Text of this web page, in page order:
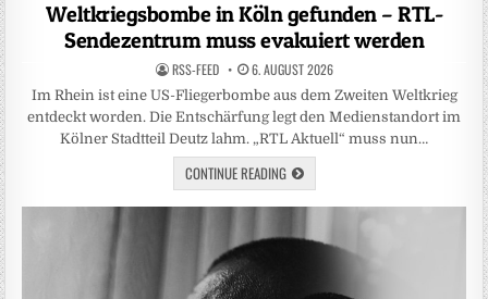
Weltkriegsbombe in Köln gefunden – RTL-
Sendezentrum muss evakuiert werden
RSS-FEED 6. AUGUST 2026
Im Rhein ist eine US-Fliegerbombe aus dem Zweiten Weltkrieg
entdeckt worden. Die Entschärfung legt den Medienstandort im
Kölner Stadtteil Deutz lahm. „RTL Aktuell“ muss nun…
CONTINUE READING